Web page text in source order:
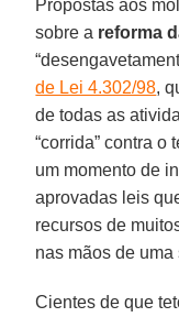
Propostas aos
sobre a reforma
de Lei 4.302/98,
de todas as
“corrida” contra o
um momento de
aprovadas leis
recursos de
nas mãos de
Cientes de que